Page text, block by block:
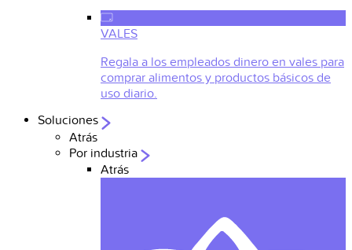
VALES
Regala a los empleados dinero en vales para
comprar alimentos y productos básicos de
uso diario.
Soluciones
Atrás
Por industria
Atrás